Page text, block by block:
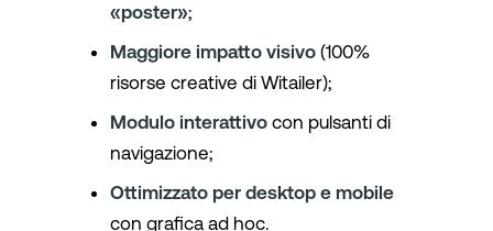
«poster»;
Maggiore impatto visivo (100%
risorse creative di Witailer);
Modulo interattivo con pulsanti di
navigazione;
Ottimizzato per desktop e mobile
con grafica ad hoc.